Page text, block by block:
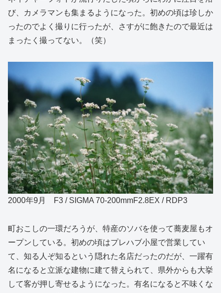
び、カメラマンも集まるようになった。初めの頃は珍しか
ったのでよく撮りに行ったが、さすがに飽きたので最近は
まったく撮ってない。（笑）
2000年9月 F3 / SIGMA 70-200mmF2.8EX / RDP3
町おこしの一環だろうが、特産のソバを使って蕎麦屋もオ
ープンしている。初めの頃はプレハブ小屋で営業してい
て、知る人ぞ知るという隠れた名店だったのだが、一躍有
名になると立派な建物に建て替えられて、県外からも大挙
して客が押し寄せるようになった。有名になると不味くな